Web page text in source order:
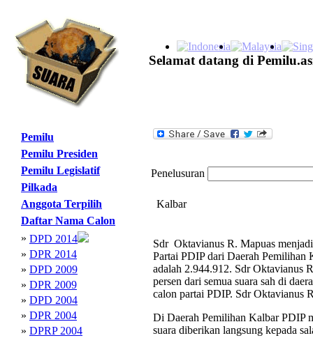
Selamat datang di
Pemilu
Pemilu Presiden
Pemilu Legislatif
Pilkada
Anggota Terpilih
Daftar Nama Calon
» DPD 2014
» DPR 2014
» DPD 2009
» DPR 2009
» DPD 2004
» DPR 2004
» DPRP 2004
Penelusuran
Kalbar
Sdr Oktavianus R. Mapuas
Partai PDIP dari Daerah Pemilihan
adalah 2.944.912. Sdr Oktavianus
persen dari semua suara sah di
calon partai PDIP. Sdr Oktavianus
Di Daerah Pemilihan Kalbar PDIP
suara diberikan langsung kepada